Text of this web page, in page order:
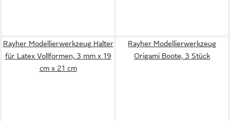
Rayher Modellierwerkzeug Halter
für Latex Vollformen, 3 mm x 19
cm x 21 cm
Rayher Modellierwerkzeug
Origami Boote, 3 Stück